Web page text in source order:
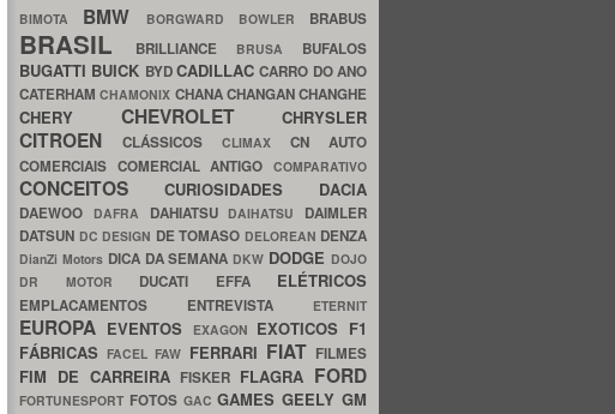
BIMOTA BMW BORGWARD BOWLER BRABUS
BRASIL BRILLIANCE BRUSA BUFALOS
BUGATTI BUICK BYDCADILLACCARRO DO ANO
CATERHAMCHAMONIX CHANACHANGANCHANGHE
CHERY CHEVROLET CHRYSLER
CITROEN CLÁSSICOS CLIMAX CN AUTO
COMERCIAIS COMERCIAL ANTIGOCOMPARATIVO
CONCEITOS CURIOSIDADES DACIA
DAEWOO DAFRA DAHIATSU DAIHATSU DAIMLER
DATSUN DC DESIGN DE TOMASO DELOREAN DENZA
DianZi Motors DICA DA SEMANA DKW DODGE DOJO
DR MOTOR DUCATI EFFA ELÉTRICOS
EMPLACAMENTOS ENTREVISTA ETERNIT
EUROPA EVENTOS EXAGON EXOTICOS F1
FÁBRICASFACELFAW FERRARI FIAT FILMES
FIM DE CARREIRA FISKER FLAGRA FORD
FORTUNESPORT FOTOS GACGAMESGEELYGM